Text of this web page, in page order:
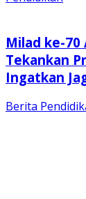
Milad ke-70
Tekankan
Ingatkan
Berita